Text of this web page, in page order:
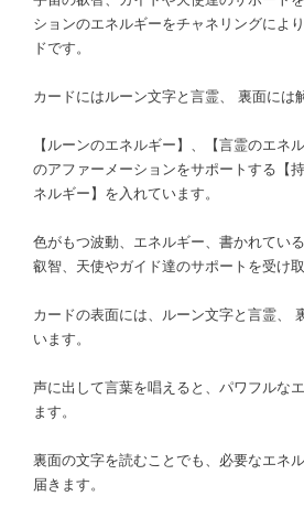
ションのエネルギーをチャネリングによ
ドです。
カードにはルーン文字と言霊、 裏面には
【ルーンのエネルギー】、【言霊のエネ
のアファーメーションをサポートする【
ネルギー】を入れています。
色がもつ波動、エネルギー、書かれてい
叡智、天使やガイド達のサポートを受け
カードの表面には、ルーン文字と言霊、
います。
声に出して言葉を唱えると、パワフルな
ます。
裏面の文字を読むことでも、必要なエネ
届きます。